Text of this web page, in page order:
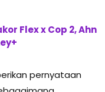
Flex x Cop 2, Ahn
pernyataan